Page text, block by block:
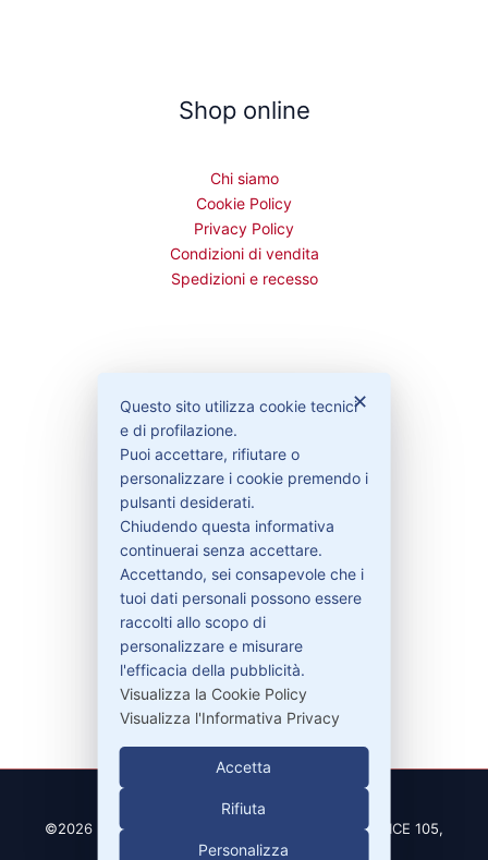
Shop online
Chi siamo
Cookie Policy
Privacy Policy
Condizioni di vendita
Spedizioni e recesso
Contattaci
Garanzie
Contatti
329-30.78.513
info@pitdriver.com
©2026 PitDriver | CROCO DEAL S.R.L. VIA DEL SALICE 105,
97100 RAGUSA (RG)
✕
Questo sito utilizza cookie tecnici
e di profilazione.
Puoi accettare, rifiutare o
personalizzare i cookie premendo i
pulsanti desiderati.
Chiudendo questa informativa
continuerai senza accettare.
Accettando, sei consapevole che i
tuoi dati personali possono essere
raccolti allo scopo di
personalizzare e misurare
l'efficacia della pubblicità.
Visualizza la Cookie Policy
Visualizza l'Informativa Privacy
Accetta
Rifiuta
Personalizza